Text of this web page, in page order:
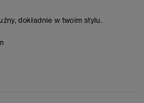
dokładnie w twoim stylu.